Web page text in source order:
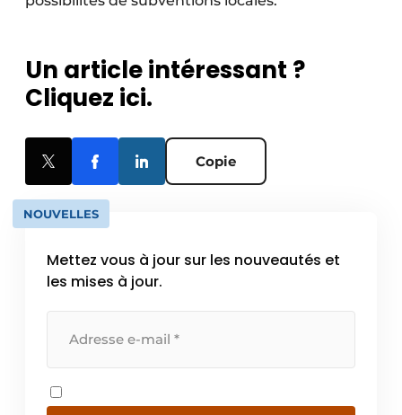
Un article intéressant ?
Cliquez ici.
Copie
NOUVELLES
Mettez vous à jour sur les nouveautés et
les mises à jour.